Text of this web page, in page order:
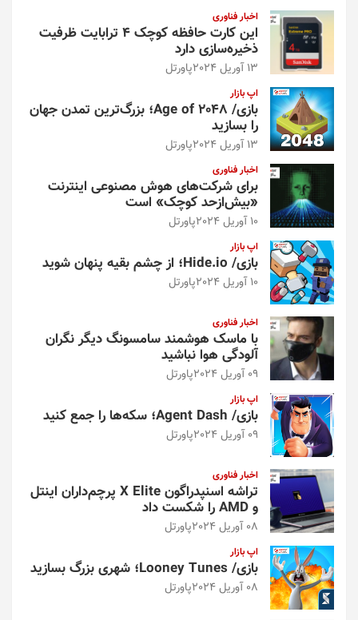
اخبار فناوری
این کارت حافظه کوچک ۴ ترابایت ظرفیت
ذخیره‌سازی دارد
13 آوریل 2024 پاورتل
اپ بازار
بازی/ Age of 2048؛ بزرگ‌ترین تمدن جهان
را بسازید
13 آوریل 2024 پاورتل
اخبار فناوری
برای شرکت‌های هوش مصنوعی اینترنت
«بیش‌از‌حد کوچک» است
10 آوریل 2024 پاورتل
اپ بازار
بازی/ Hide.io؛ از چشم بقیه پنهان شوید
10 آوریل 2024 پاورتل
اخبار فناوری
با ماسک هوشمند سامسونگ دیگر نگران
آلودگی هوا نباشید
09 آوریل 2024 پاورتل
اپ بازار
بازی/ Agent Dash؛ سکه‌ها را جمع کنید
09 آوریل 2024 پاورتل
اخبار فناوری
تراشه اسنپدراگون X Elite پرچم‌داران اینتل
و AMD را شکست داد
08 آوریل 2024 پاورتل
اپ بازار
بازی/ Looney Tunes؛ شهری بزرگ بسازید
08 آوریل 2024 پاورتل